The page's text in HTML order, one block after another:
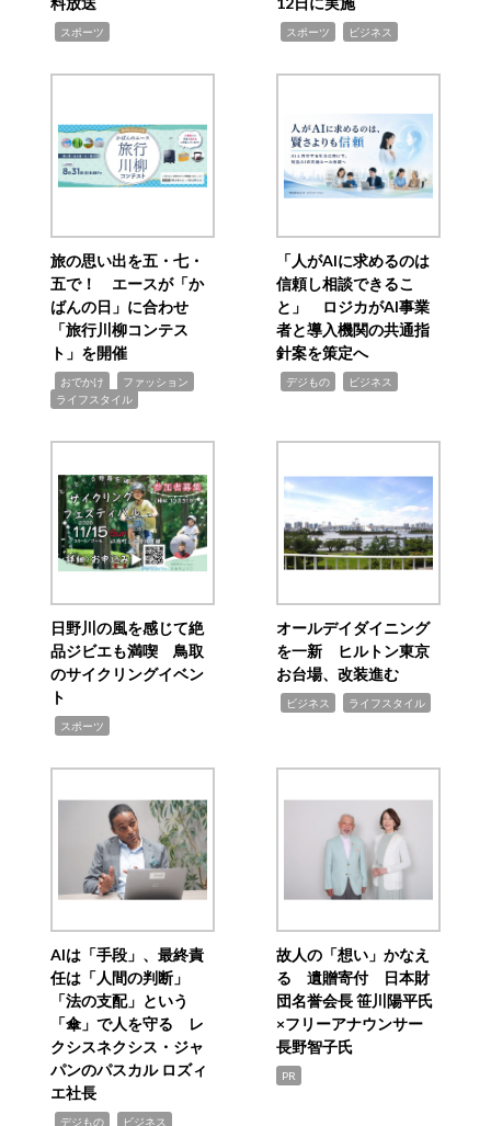
スポーツ スポーツ ビジネス
旅の思い出を五・七・
五で！ エースが「か
ばんの日」に合わせ
「旅行川柳コンテス
ト」を開催
おでかけ ファッション
ライフスタイル
「人がAIに求めるのは
信頼し相談できるこ
と」 ロジカがAI事業
者と導入機関の共通指
針案を策定へ
デジもの ビジネス
日野川の風を感じて絶
品ジビエも満喫 鳥取
のサイクリングイベン
ト
スポーツ
オールデイダイニング
を一新 ヒルトン東京
お台場、改装進む
ビジネス ライフスタイル
AIは「手段」、最終責
任は「人間の判断」
「法の支配」という
「傘」で人を守る レ
クシスネクシス・ジャ
パンのパスカル ロズィ
エ社長
デジもの ビジネス
故人の「想い」かなえ
る 遺贈寄付 日本財
団名誉会長 笹川陽平氏
×フリーアナウンサー
長野智子氏
PR